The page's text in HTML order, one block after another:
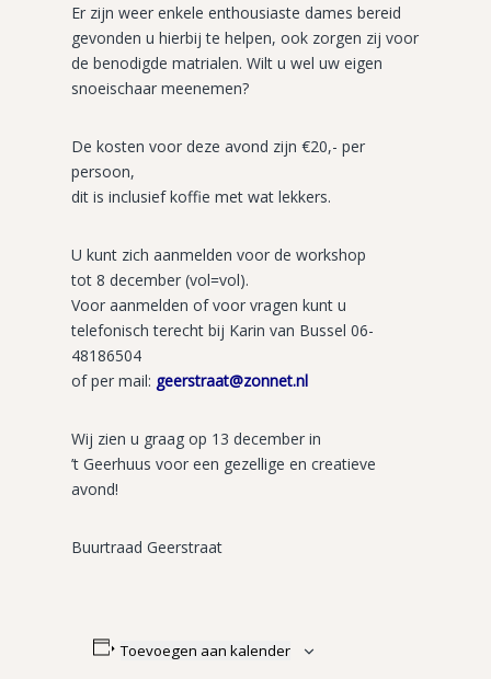
Er zijn weer enkele enthousiaste dames bereid
gevonden u hierbij te helpen, ook zorgen zij voor
de benodigde matrialen. Wilt u wel uw eigen
snoeischaar meenemen?
De kosten voor deze avond zijn €20,- per
persoon,
dit is inclusief koffie met wat lekkers.
U kunt zich aanmelden voor de workshop
tot 8 december (vol=vol).
Voor aanmelden of voor vragen kunt u
telefonisch terecht bij Karin van Bussel 06-
48186504
of per mail: geerstraat@zonnet.nl
Wij zien u graag op 13 december in
’t Geerhuus voor een gezellige en creatieve
avond!
Buurtraad Geerstraat
Toevoegen aan kalender